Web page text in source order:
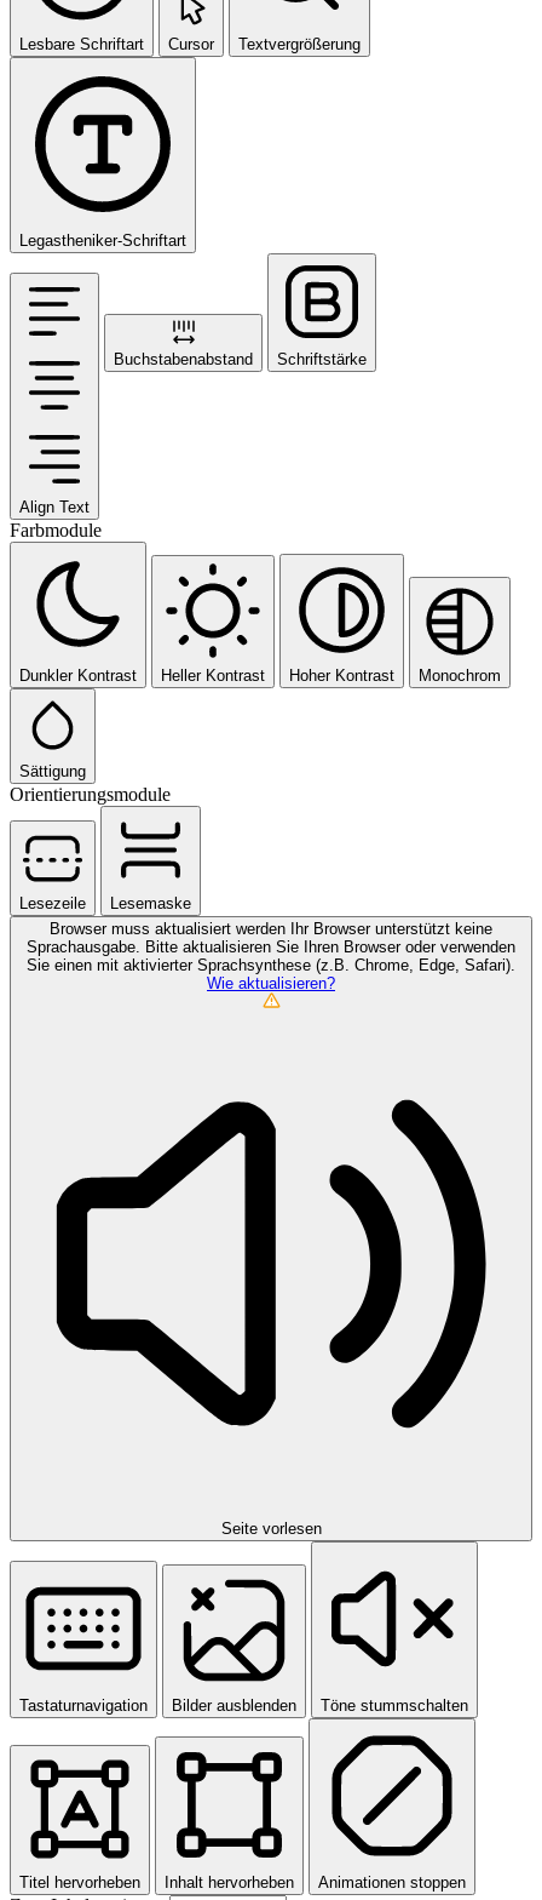
Lesbare Schriftart Cursor Textvergrößerung
Legastheniker-Schriftart
Align Text
Buchstabenabstand Schriftstärke
Farbmodule
Dunkler Kontrast Heller Kontrast Hoher Kontrast Monochrom
Sättigung
Orientierungsmodule
Lesezeile
Lesemaske
Browser muss aktualisiert werden
Ihr Browser unterstützt keine
Sprachausgabe. Bitte aktualisieren Sie Ihren Browser oder verwenden
Sie einen mit aktivierter Sprachsynthese (z.B. Chrome, Edge, Safari).
Wie aktualisieren?
Seite vorlesen
Tastaturnavigation Bilder ausblenden Töne stummschalten
Titel hervorheben Inhalt hervorheben Animationen stoppen